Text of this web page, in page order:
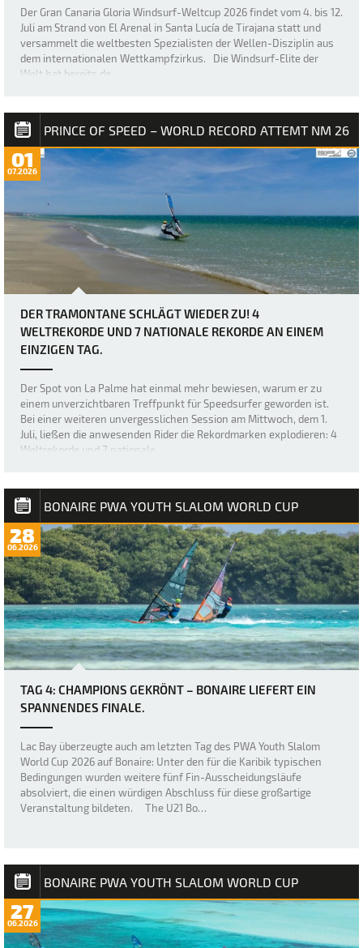
Der Gran Canaria Gloria Windsurf-Weltcup 2026 findet vom 4. bis 12.
Juli am Strand von El Arenal in Santa Lucía de Tirajana statt und
versammelt die weltbesten Spezialisten der Wellen-Disziplin aus
dem internationalen Wettkampfzirkus. Die Windsurf-Elite der
Welt hat bereits de…
PRINCE OF SPEED – WORLD RECORD ATTEMT NM 26
01
07.2026
DER TRAMONTANE SCHLÄGT WIEDER ZU! 4
WELTREKORDE UND 7 NATIONALE REKORDE AN EINEM
EINZIGEN TAG.
Der Spot von La Palme hat einmal mehr bewiesen, warum er zu
einem unverzichtbaren Treffpunkt für Speedsurfer geworden ist.
Bei einer weiteren unvergesslichen Session am Mittwoch, dem 1.
Juli, ließen die anwesenden Rider die Rekordmarken explodieren: 4
Weltrekorde und 7 nationale…
BONAIRE PWA YOUTH SLALOM WORLD CUP
28
06.2026
TAG 4: CHAMPIONS GEKRÖNT – BONAIRE LIEFERT EIN
SPANNENDES FINALE.
Lac Bay überzeugte auch am letzten Tag des PWA Youth Slalom
World Cup 2026 auf Bonaire: Unter den für die Karibik typischen
Bedingungen wurden weitere fünf Fin-Ausscheidungsläufe
absolviert, die einen würdigen Abschluss für diese großartige
Veranstaltung bildeten. The U21 Bo…
BONAIRE PWA YOUTH SLALOM WORLD CUP
27
06.2026